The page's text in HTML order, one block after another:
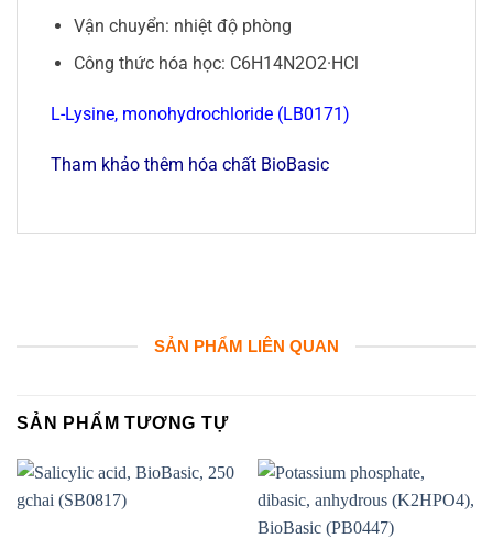
Vận chuyển: nhiệt độ phòng
Công thức hóa học: C6H14N2O2·HCl
L-Lysine, monohydrochloride (LB0171)
Tham khảo thêm hóa chất BioBasic
SẢN PHẨM LIÊN QUAN
SẢN PHẨM TƯƠNG TỰ